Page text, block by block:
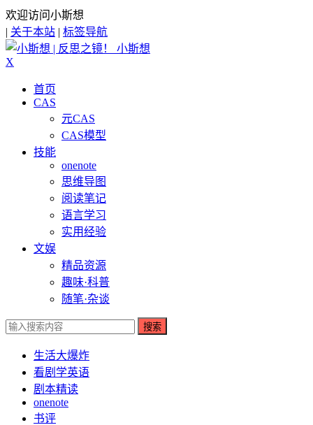
欢迎访问小斯想
| 关于本站 | 标签导航
小斯想
X
首页
CAS
元CAS
CAS模型
技能
onenote
思维导图
阅读笔记
语言学习
实用经验
文娱
精品资源
趣味·科普
随笔·杂谈
搜索
生活大爆炸
看剧学英语
剧本精读
onenote
书评